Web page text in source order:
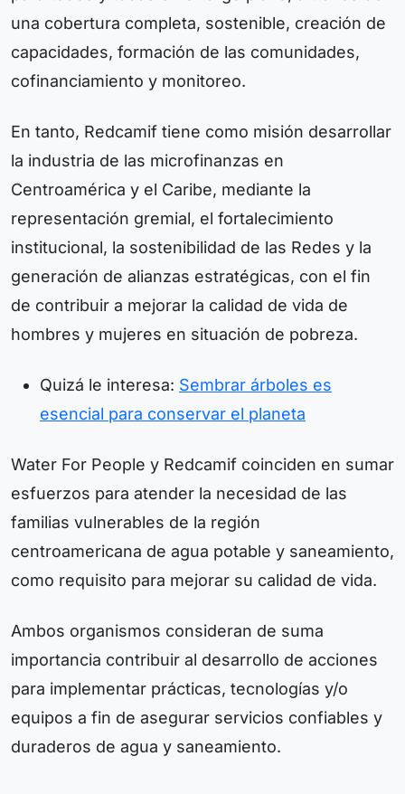
una cobertura completa, sostenible, creación de
capacidades, formación de las comunidades,
cofinanciamiento y monitoreo.
En tanto, Redcamif tiene como misión desarrollar
la industria de las microfinanzas en
Centroamérica y el Caribe, mediante la
representación gremial, el fortalecimiento
institucional, la sostenibilidad de las Redes y la
generación de alianzas estratégicas, con el fin
de contribuir a mejorar la calidad de vida de
hombres y mujeres en situación de pobreza.
Quizá le interesa: Sembrar árboles es
esencial para conservar el planeta
Water For People y Redcamif coinciden en sumar
esfuerzos para atender la necesidad de las
familias vulnerables de la región
centroamericana de agua potable y saneamiento,
como requisito para mejorar su calidad de vida.
Ambos organismos consideran de suma
importancia contribuir al desarrollo de acciones
para implementar prácticas, tecnologías y/o
equipos a fin de asegurar servicios confiables y
duraderos de agua y saneamiento.